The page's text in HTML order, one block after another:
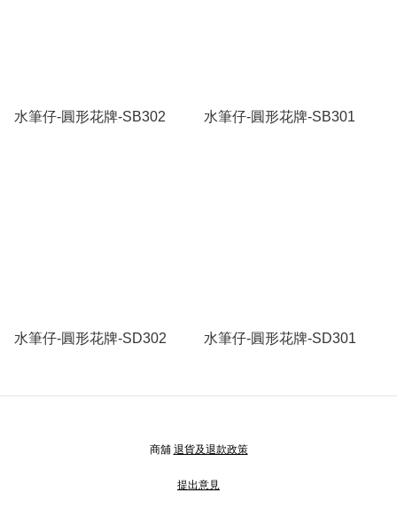
水筆仔-圓形花牌-SB302 水筆仔-圓形花牌-SB301
水筆仔-圓形花牌-SD302 水筆仔-圓形花牌-SD301
商舖 退貨及退款政策
提出意見